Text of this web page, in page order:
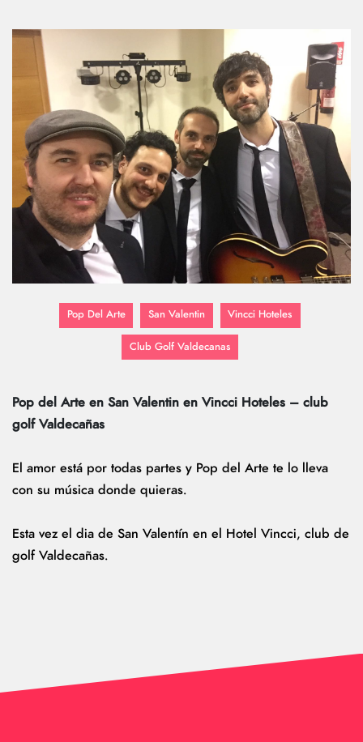
Pop Del Arte San Valentin Vincci Hoteles
Club Golf Valdecanas
Pop del Arte en San Valentin en Vincci Hoteles – club
golf Valdecañas
El amor está por todas partes y Pop del Arte te lo lleva
con su música donde quieras.
Esta vez el dia de San Valentín en el Hotel Vincci, club de
golf Valdecañas.